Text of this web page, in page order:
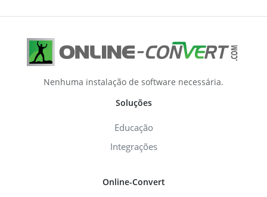
Nenhuma instalação de software necessária.
Soluções
Educação
Integrações
Online-Convert